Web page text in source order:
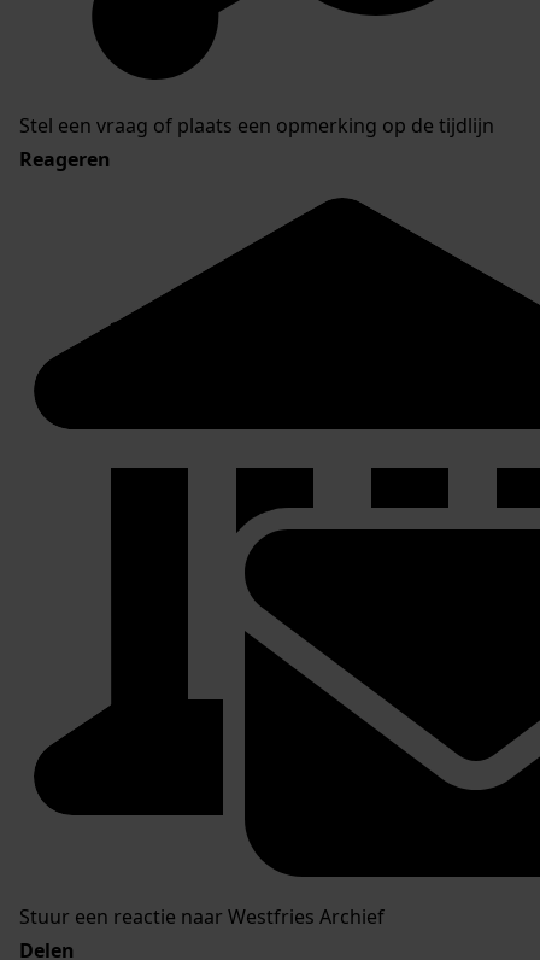
Stel een vraag of plaats een opmerking op de tijdlijn
Reageren
Stuur een reactie naar Westfries Archief
Delen